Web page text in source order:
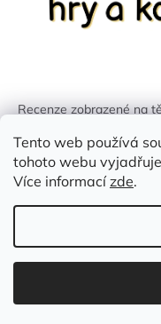
Tento web používá
tohoto webu
Více informacízde.
Recenze zobrazené na
identifikován.